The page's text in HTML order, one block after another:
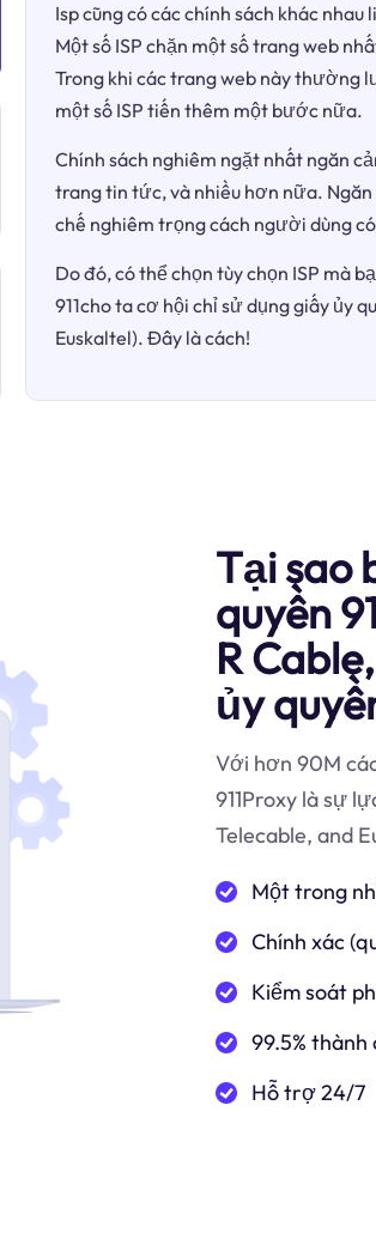
Isp cũng có các chính sách khác
Một số ISP chặn một số trang web
Trong khi các trang web này thường
một số ISP tiến thêm một bước nữa.
Chính sách nghiêm ngặt nhất ngăn
trang tin tức, và nhiều hơn nữa.
chế nghiêm trọng cách người dùng
Do đó, có thể chọn tùy chọn ISP mà
911cho ta cơ hội chỉ sử dụng giấy ủy
Euskaltel). Đây là cách!
Tại sao
quyền
R
ủy
Với hơn 90M
911Proxy là sự
Telecable, and
Một trong
Chính xác
Kiểm soát
99.5% thành
Hỗ trợ 24/7